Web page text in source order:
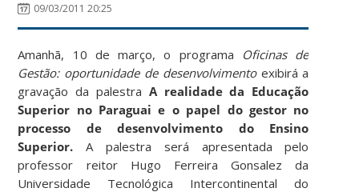
09/03/2011 20:25
Amanhã, 10 de março, o programa Oficinas de
Gestão: oportunidade de desenvolvimentoexibirá a
gravação da palestra A realidade da Educação
Superior no Paraguai e o papel do gestor no
processo de desenvolvimento do Ensino
Superior.A palestra será apresentada pelo
professor reitor Hugo Ferreira Gonsalez da
Universidade Tecnológica Intercontinental do